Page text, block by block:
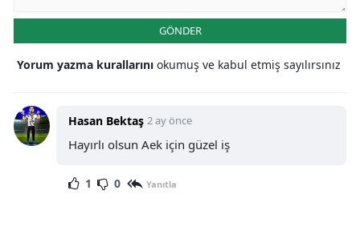
GÖNDER
Yorum yazma kurallarını okumuş ve kabul etmiş sayılırsınız
Hasan Bektaş 2 ay önce
Hayırlı olsun Aek için güzel iş
1 0 Yanıtla